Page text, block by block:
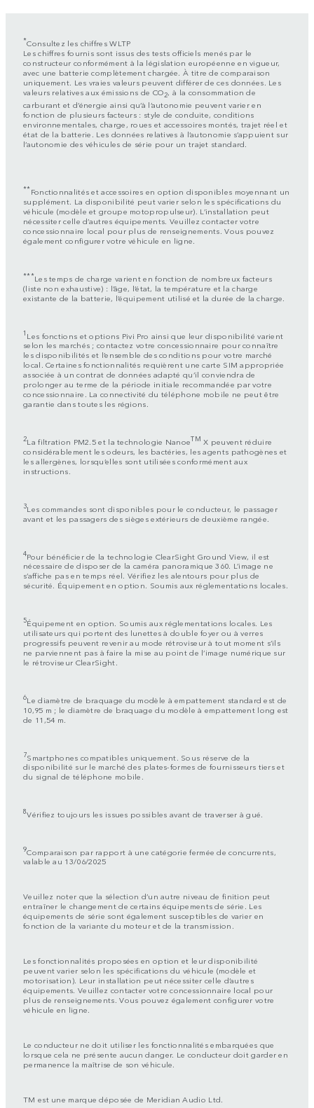
*Consultez les chiffres WLTP
Les chiffres fournis sont issus des tests officiels menés par le
constructeur conformément à la législation européenne en vigueur,
avec une batterie complètement chargée. À titre de comparaison
uniquement. Les vraies valeurs peuvent différer de ces données. Les
valeurs relatives aux émissions de CO2, à la consommation de
carburant et d’énergie ainsi qu’à l’autonomie peuvent varier en
fonction de plusieurs facteurs : style de conduite, conditions
environnementales, charge, roues et accessoires montés, trajet réel et
état de la batterie. Les données relatives à l’autonomie s’appuient sur
l’autonomie des véhicules de série pour un trajet standard.
**Fonctionnalités et accessoires en option disponibles moyennant un
supplément. La disponibilité peut varier selon les spécifications du
véhicule (modèle et groupe motopropulseur). L’installation peut
nécessiter celle d’autres équipements. Veuillez contacter votre
concessionnaire local pour plus de renseignements. Vous pouvez
également configurer votre véhicule en ligne.
***Les temps de charge varient en fonction de nombreux facteurs
(liste non exhaustive) : l’âge, l’état, la température et la charge
existante de la batterie, l’équipement utilisé et la durée de la charge.
1 Les fonctions et options Pivi Pro ainsi que leur disponibilité varient
selon les marchés ; contactez votre concessionnaire pour connaître
les disponibilités et l’ensemble des conditions pour votre marché
local. Certaines fonctionnalités requièrent une carte SIM appropriée
associée à un contrat de données adapté qu’il conviendra de
prolonger au terme de la période initiale recommandée par votre
concessionnaire. La connectivité du téléphone mobile ne peut être
garantie dans toutes les régions.
2La filtration PM2.5 et la technologie NanoeTM X peuvent réduire
considérablement les odeurs, les bactéries, les agents pathogènes et
les allergènes, lorsqu’elles sont utilisées conformément aux
instructions.
3Les commandes sont disponibles pour le conducteur, le passager
avant et les passagers des sièges extérieurs de deuxième rangée.
4Pour bénéficier de la technologie ClearSight Ground View, il est
nécessaire de disposer de la caméra panoramique 360. L’image ne
s’affiche pas en temps réel. Vérifiez les alentours pour plus de
sécurité. Équipement en option. Soumis aux réglementations locales.
5Équipement en option. Soumis aux réglementations locales. Les
utilisateurs qui portent des lunettes à double foyer ou à verres
progressifs peuvent revenir au mode rétroviseur à tout moment s’ils
ne parviennent pas à faire la mise au point de l’image numérique sur
le rétroviseur ClearSight.
6Le diamètre de braquage du modèle à empattement standard est de
10,95 m ; le diamètre de braquage du modèle à empattement long est
de 11,54 m.
7Smartphones compatibles uniquement. Sous réserve de la
disponibilité sur le marché des plates-formes de fournisseurs tiers et
du signal de téléphone mobile.
8Vérifiez toujours les issues possibles avant de traverser à gué.
9Comparaison par rapport à une catégorie fermée de concurrents,
valable au 13/06/2025
Veuillez noter que la sélection d’un autre niveau de finition peut
entraîner le changement de certains équipements de série. Les
équipements de série sont également susceptibles de varier en
fonction de la variante du moteur et de la transmission.
Les fonctionnalités proposées en option et leur disponibilité
peuvent varier selon les spécifications du véhicule (modèle et
motorisation). Leur installation peut nécessiter celle d’autres
équipements. Veuillez contacter votre concessionnaire local pour
plus de renseignements. Vous pouvez également configurer votre
véhicule en ligne.
Le conducteur ne doit utiliser les fonctionnalités embarquées que
lorsque cela ne présente aucun danger. Le conducteur doit garder en
permanence la maîtrise de son véhicule.
TM est une marque déposée de Meridian Audio Ltd.